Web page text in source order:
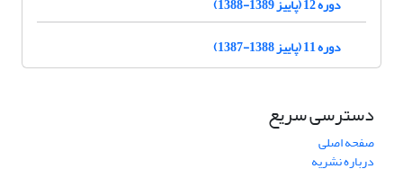
دوره 11 (پاییز 1388-1387)
دسترسی سریع
صفحه اصلی
درباره نشریه